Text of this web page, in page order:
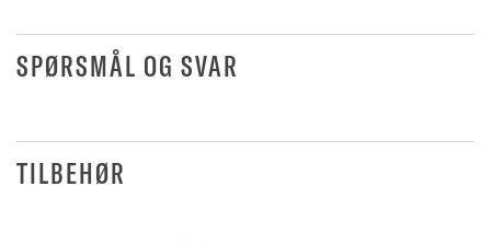
SPØRSMÅL OG SVAR
TILBEHØR